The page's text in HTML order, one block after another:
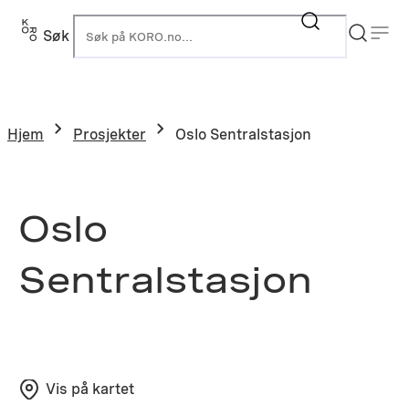
Hopp
Søk
Hjem Prosjekter Oslo Sentralstasjon
Oslo
Sentralstasjon
Vis på kartet